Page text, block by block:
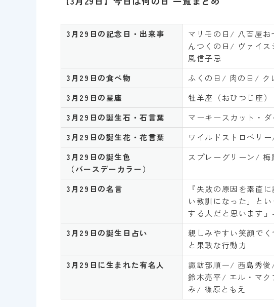
3月29日の記念日・出来事
マリモの日/ 八百屋
んつくの日/ ヴァイ
風信子忌
3月 29 日の食べ物
ふくの日/ 肉の日/ ク
3月 29 日の星座
牡羊座（おひつじ座）
3月 29 日の誕生石・石言葉
マーキースカット・
3月 29 日の誕生花・花言葉
ワイルドストロベリ
3月 29 日の誕生色
（バースデーカラー）
スプレーグリーン/ 梅
3月 29 日の名言
『失敗の原因を素直
い教訓になった」と
する人だと思います
3月 29 日の誕生日占い
親しみやすい笑顔で
と果敢な行動力
3月 29 日に生まれた有名人
諏訪部順一/ 西島秀
鈴木亮平/ エル・マ
み/ 篠原ともえ